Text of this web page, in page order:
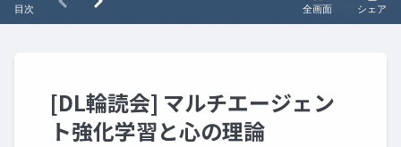
[DL輪読会] マルチエージェン
ト強化学習と心の理論